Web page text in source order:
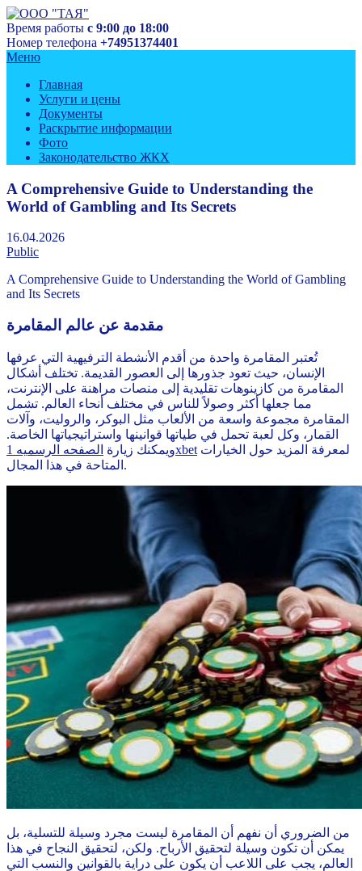
Перейти
к
содержимому
ООО "ТАЯ"
Управляющая компания
Время работы с 9:00 до 18:00
Номер телефона +74951374401
Меню
Главная
Услуги и цены
Документы
Раскрытие информации
Фото
Законодательство ЖКХ
A Comprehensive Guide to Understanding the
World of Gambling and Its Secrets
16.04.2026
Public
A Comprehensive Guide to Understanding the World of Gambling
and Its Secrets
مقدمة عن عالم المقامرة
تُعتبر المقامرة واحدة من أقدم الأنشطة الترفيهية التي عرفها
الإنسان، حيث تعود جذورها إلى العصور القديمة. تختلف أشكال
المقامرة من كازينوهات تقليدية إلى منصات مراهنة على الإنترنت،
مما جعلها أكثر وصولاً للناس في مختلف أنحاء العالم. تشمل
المقامرة مجموعة واسعة من الألعاب مثل البوكر، والروليت، وآلات
القمار، وكل لعبة تحمل في طياتها قوانينها واستراتيجياتها الخاصة.
ويمكنك زيارةالصفحه الرسميه 1xbet
المتاحة في هذا المجال.
من الضروري أن نفهم أن المقامرة ليست مجرد وسيلة للتسلية، بل
يمكن أن تكون وسيلة لتحقيق الأرباح. ولكن، لتحقيق النجاح في هذا
العالم، يجب على اللاعب أن يكون على دراية بالقوانين والنسب التي